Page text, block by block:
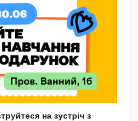
на зустріч з